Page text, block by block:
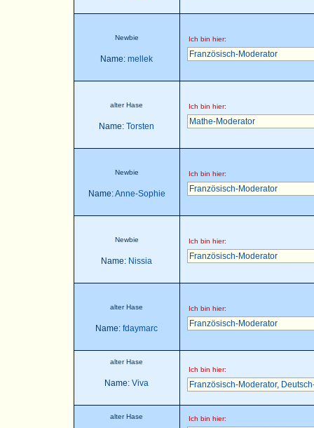
Newbie
Name: mellek
Ich bin hier:
Französisch-Moderator
alter Hase
Name: Torsten
Ich bin hier:
Mathe-Moderator
Newbie
Name:Anne-Sophie
Ich bin hier:
Französisch-Moderator
Newbie
Name: Nissia
Ich bin hier:
Französisch-Moderator
alter Hase
Name: fdaymarc
Ich bin hier:
Französisch-Moderator
alter Hase
Name: Viva
Ich bin hier:
Französisch-Moderator,
alter Hase Ich bin hier: